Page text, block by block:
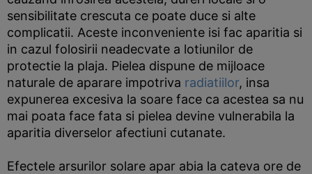
sensibilitate crescuta ce poate duce si alte
complicatii. Aceste inconveniente isi fac aparitia si
in cazul folosirii neadecvate a lotiunilor de
protectie la plaja. Pielea dispune de mijloace
naturale de aparare impotriva radiatiilor, insa
expunerea excesiva la soare face ca acestea sa nu
mai poata face fata si pielea devine vulnerabila la
aparitia diverselor afectiuni cutanate.
Efectele arsurilor solare apar abia la cateva ore de